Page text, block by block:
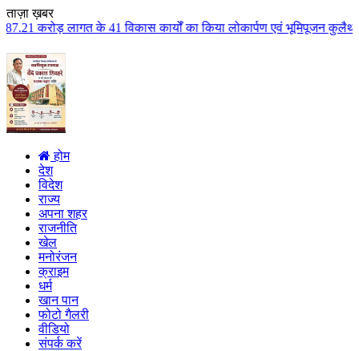
ताज़ा ख़बर
कार्यों का किया लोकार्पण एवं भूमिपूजन कुलैथ क्षेत्र के विकास के
होम
देश
विदेश
राज्य
अपना शहर
राजनीति
खेल
मनोरंजन
क्राइम
धर्म
खान पान
फोटो गैलरी
वीडियो
संपर्क करें